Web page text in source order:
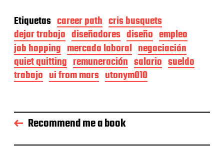
Etiquetas career path cris busquets
dejar trabajo diseñadores diseño empleo
job hopping mercado laboral negociación
quiet quitting remuneración salario sueldo
trabajo ui from mars utonym010
Recommend me a book